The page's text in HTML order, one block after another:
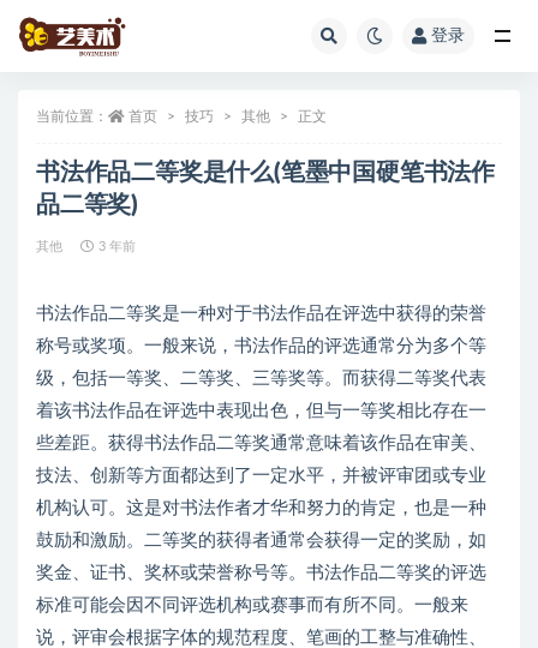
登录
当前位置： 首页 技巧 其他 正文
书法作品二等奖是什么(笔墨中国硬笔书法作
品二等奖)
其他 3 年前
书法作品二等奖是一种对于书法作品在评选中获得的荣誉
称号或奖项。一般来说，书法作品的评选通常分为多个等
级，包括一等奖、二等奖、三等奖等。而获得二等奖代表
着该书法作品在评选中表现出色，但与一等奖相比存在一
些差距。获得书法作品二等奖通常意味着该作品在审美、
技法、创新等方面都达到了一定水平，并被评审团或专业
机构认可。这是对书法作者才华和努力的肯定，也是一种
鼓励和激励。二等奖的获得者通常会获得一定的奖励，如
奖金、证书、奖杯或荣誉称号等。书法作品二等奖的评选
标准可能会因不同评选机构或赛事而有所不同。一般来
说，评审会根据字体的规范程度、笔画的工整与准确性、